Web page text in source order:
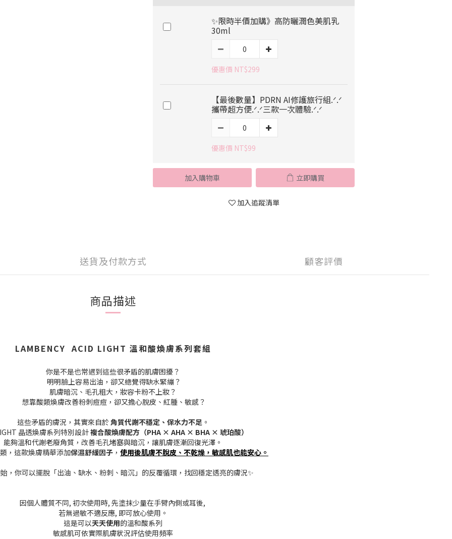
✨限時半價加購》高防曬潤色美肌乳
30ml
優惠價 NT$299
【最後數量】PDRN AI修護旅行組.ᐟ.ᐟ
攜帶超方便.ᐟ.ᐟ三款一次體驗.ᐟ.ᐟ
優惠價 NT$99
加入購物車 立即購買
加入追蹤清單
送貨及付款方式 顧客評價
商品描述
LAMBENCY ACID LIGHT 溫和酸煥膚系列套組
你是不是也常遇到這些很矛盾的肌膚困擾？
明明臉上容易出油，卻又總覺得缺水緊繃？
肌膚暗沉、毛孔粗大，妝容卡粉不上妝？
想靠酸類煥膚改善粉刺痘痘，卻又擔心脫皮、紅腫、敏感？
這些矛盾的膚況，其實來自於角質代謝不穩定、保水力不足。
晶透煥膚系列特別設計複合酸煥膚配方（PHA × AHA × BHA × 琥珀酸）
能夠溫和代謝老廢角質，改善毛孔堵塞與暗沉，讓肌膚逐漸回復光澤。
，這款煥膚精華添加保濕舒緩因子 ， 使用後肌膚不脫皮、不乾燥，敏感肌也能安心。
，你可以擺脫「出油、缺水、粉刺、暗沉」的反覆循環，找回穩定透亮的膚況✨
因個人體質不同, 初次使用時, 先塗抹少量在手臂內側或耳後,
若無過敏不適反應, 即可放心使用。
這是可以天天使用的溫和酸系列
敏感肌可依實際肌膚狀況評估使用頻率